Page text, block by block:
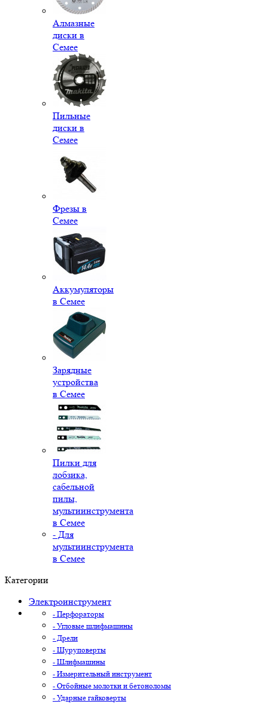
Алмазные
диски в
Семее
Пильные
диски в
Семее
Фрезы в
Семее
Аккумуляторы
в Семее
Зарядные
устройства
в Семее
Пилки для
лобзика,
сабельной
пилы,
мультиинструмента
в Семее
- Для
мультиинструмента
в Семее
Категории
Электроинструмент
- Перфораторы
- Угловые шлифмашины
- Дрели
- Шуруповерты
- Шлифмашины
- Измерительный инструмент
- Отбойные молотки и бетоноломы
- Ударные гайковерты